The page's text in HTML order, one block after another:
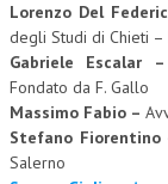
Lorenzo Del
degli Studi di Chieti –
Gabriele Escalar
Fondato da F. Gallo
Massimo Fabio –
Stefano Fiorentino
Salerno